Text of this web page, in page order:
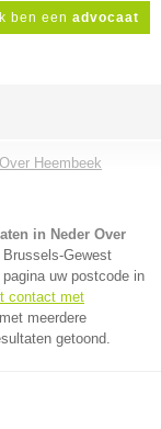
Ik ben een advocaat
Heembeek
in Neder Over
Gewest
uw postcode in
contact met
meerdere
getoond.